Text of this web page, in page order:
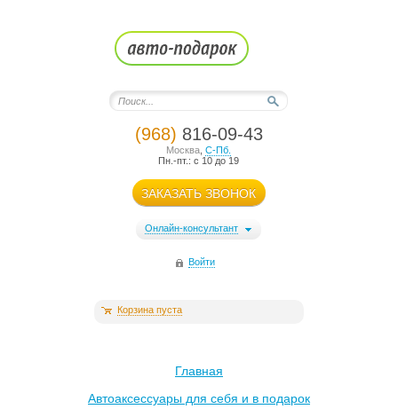
(968) 816-09-43
Москва ,С-Пб.
Пн.-пт.: с 10 до 19
ЗАКАЗАТЬ ЗВОНОК
Онлайн-консультант
Войти
Корзина пуста
Главная
Автоаксессуары для себя и в подарок